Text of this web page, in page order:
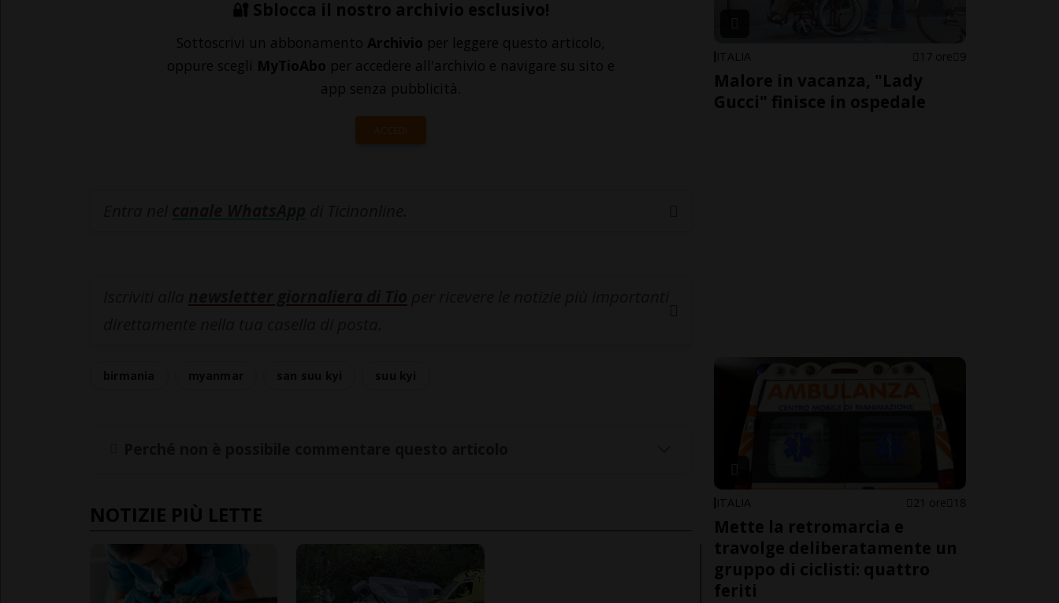
🔐 Sblocca il nostro archivio esclusivo!
Sottoscrivi un abbonamento Archivio per leggere questo articolo,
oppure scegli MyTioAbo per accedere all'archivio e navigare su sito e
app senza pubblicità.
ACCEDI
NOTIZIE PIÙ LETTE
ITALIA 17 ore 9
Malore in vacanza, "Lady
Gucci" finisce in ospedale
ITALIA 21 ore 18
Mette la retromarcia e
travolge deliberatamente un
gruppo di ciclisti: quattro
feriti